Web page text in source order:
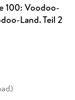
100: Voodoo-
Land. Teil 2